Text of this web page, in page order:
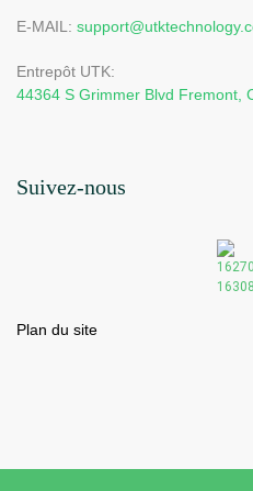
E-MAIL:
Entrepôt UTK:
44364 S Grimmer Blvd Fremont,
Suivez-nous
Plan du site